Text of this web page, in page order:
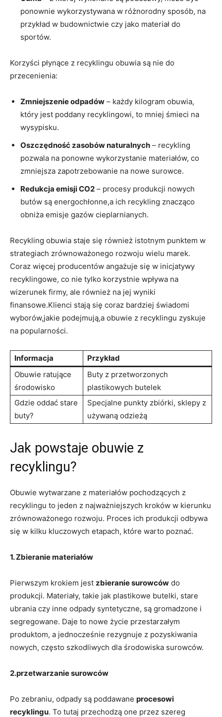
ponownie wykorzystywana w różnorodny sposób, na
przykład w budownictwie czy jako materiał do
sportów.
Korzyści płynące z recyklingu obuwia są nie do
przecenienia:
Zmniejszenie odpadów – każdy kilogram obuwia,
który jest poddany recyklingowi, to mniej śmieci na
wysypisku.
Oszczędność zasobów naturalnych – recykling
pozwala na ponowne wykorzystanie materiałów, co
zmniejsza zapotrzebowanie na nowe surowce.
Redukcja emisji CO2 – procesy produkcji nowych
butów są energochłonne,a ich recykling znacząco
obniża emisje gazów cieplarnianych.
Recykling obuwia staje się również istotnym punktem w
strategiach zrównoważonego rozwoju wielu marek.
Coraz więcej producentów angażuje się w inicjatywy
recyklingowe, co nie tylko korzystnie wpływa na
wizerunek firmy, ale również na jej wyniki
finansowe.Klienci stają się coraz bardziej świadomi
wyborów,jakie podejmują,a obuwie z recyklingu zyskuje
na popularności.
Informacja
Przykład
Obuwie ratujące
środowisko
Buty z przetworzonych
plastikowych butelek
Gdzie oddać stare
buty?
Specjalne punkty zbiórki, sklepy z
używaną odzieżą
Jak powstaje obuwie z
recyklingu?
Obuwie wytwarzane z materiałów pochodzących z
recyklingu to jeden z najważniejszych kroków w kierunku
zrównoważonego rozwoju. Proces ich produkcji odbywa
się w kilku kluczowych etapach, które warto poznać.
1. Zbieranie materiałów
Pierwszym krokiem jest zbieranie surowców do
produkcji. Materiały, takie jak plastikowe butelki, stare
ubrania czy inne odpady syntetyczne, są gromadzone i
segregowane. Daje to nowe życie przestarzałym
produktom, a jednocześnie rezygnuje z pozyskiwania
nowych, często szkodliwych dla środowiska surowców.
2.przetwarzanie surowców
Po zebraniu, odpady są poddawane procesowi
recyklingu. To tutaj przechodzą one przez szereg